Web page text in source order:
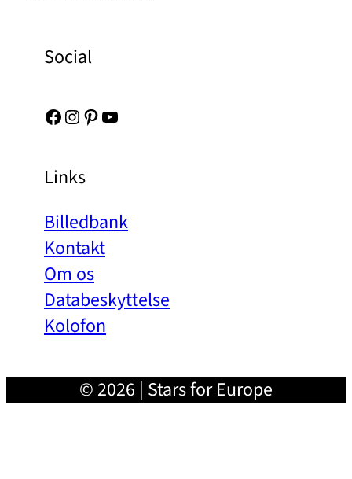
Social
Facebook Instagram Pinterest YouTube
Links
Billedbank
Kontakt
Om os
Databeskyttelse
Kolofon
© 2026 | Stars for Europe